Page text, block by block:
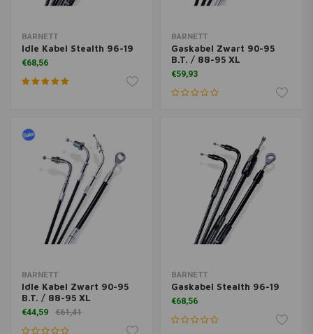
BARNETT
Idle Kabel Stealth 96-19
€68,56
BARNETT
Gaskabel Zwart 90-95
B.T. / 88-95 XL
€59,93
BARNETT
Idle Kabel Zwart 90-95
B.T. / 88-95 XL
€44,59 €61,41
BARNETT
Gaskabel Stealth 96-19
€68,56